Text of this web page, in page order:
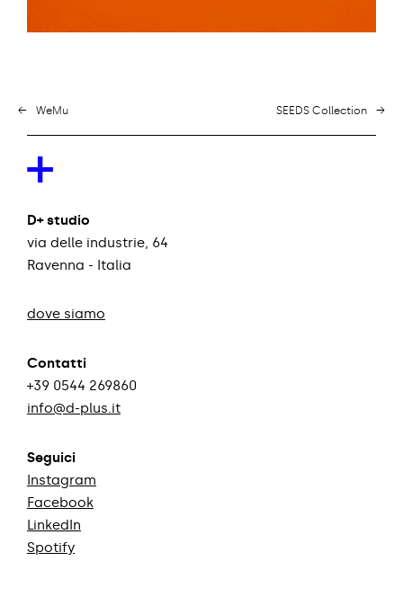
← WeMu →
SEEDS Collection
+
D+ studio
via delle industrie, 64
Ravenna - Italia
dove siamo
Contatti
+39 0544 269860
info@d-plus.it
Seguici
Instagram
Facebook
LinkedIn
Spotify